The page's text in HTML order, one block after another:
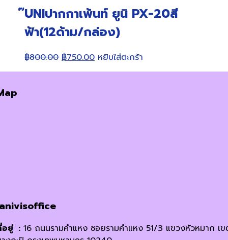
๊UNIปากกาเพ้นท์ ยูนิ PX-20สี
ฟ้า(12ด้าม/กล่อง)
฿800.00 Original
price
฿750.00Current
price
หยิบใส่ตะกร้า
อยู่ : 16 ถนนรามคำแหง ซอยรามคำแหง 51/3 แขวงหัวหมาก เ